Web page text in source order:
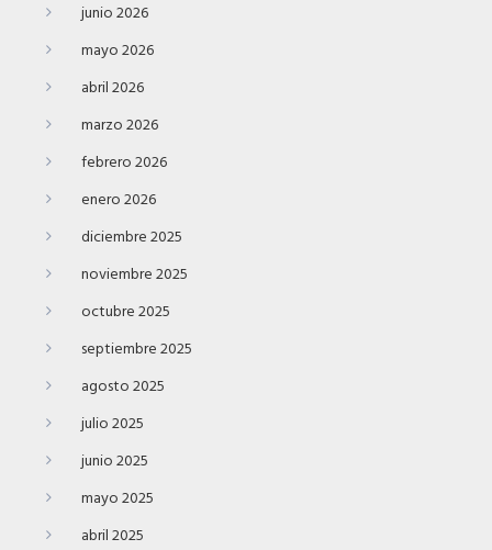
junio 2026
mayo 2026
abril 2026
marzo 2026
febrero 2026
enero 2026
diciembre 2025
noviembre 2025
octubre 2025
septiembre 2025
agosto 2025
julio 2025
junio 2025
mayo 2025
abril 2025